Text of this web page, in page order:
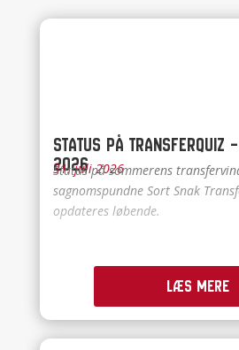
Status på Transferquiz –
2026
31. juli 2026
Status på sommerens
sagnomspundne Sort Snak
opdateres løbende.
Læs mere